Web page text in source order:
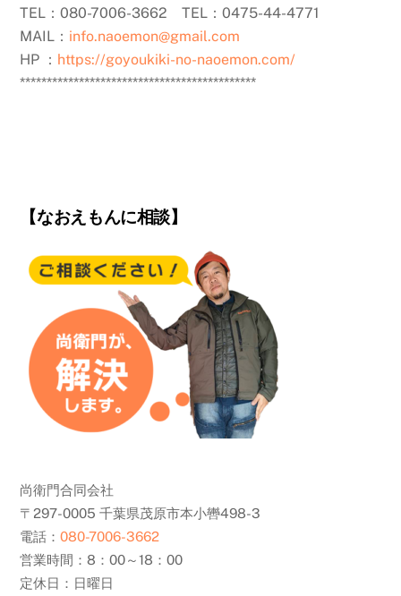
TEL：080-7006-3662 TEL：0475-44-4771
MAIL： info.naoemon@gmail.com
HP ： https://goyoukiki-no-naoemon.com/
********************************************
【なおえもんに相談】
尚衛門合同会社
〒297-0005 千葉県茂原市本小轡498-3
電話：080-7006-3662
営業時間：8：00～18：00
定休日：日曜日